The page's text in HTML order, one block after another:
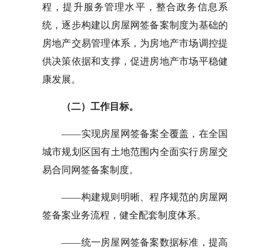
程，提升服务管理水平，整合政务信息系
统，逐步构建以房屋网签备案制度为基础的
房地产交易管理体系，为房地产市场调控提
供决策依据和支撑，促进房地产市场平稳健
康发展。
（二）工作目标。
——实现房屋网签备案全覆盖，在全国
城市规划区国有土地范围内全面实行房屋交
易合同网签备案制度。
——构建规则明晰、程序规范的房屋网
签备案业务流程，健全配套制度体系。
——统一房屋网签备案数据标准，提高